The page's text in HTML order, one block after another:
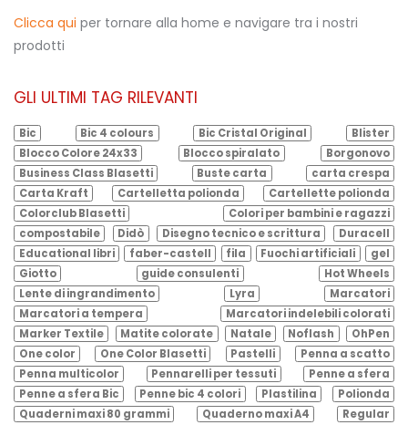
Clicca qui per tornare alla home e navigare tra i nostri
prodotti
GLI ULTIMI TAG RILEVANTI
Bic Bic 4 colours Bic Cristal Original
Blister
Blocco Colore 24x33
Blocco spiralato
Borgonovo
Business Class Blasetti
Buste carta
carta crespa
Carta Kraft
Cartelletta polionda
Cartellette polionda
Colorclub Blasetti
Colori per bambini e ragazzi
compostabile
Didò Disegno tecnico e scrittura
Duracell
Educational libri
faber-castell fila Fuochi artificiali
gel
Giotto
guide consulenti
Hot Wheels
Lente di ingrandimento
Lyra
Marcatori
Marcatori a tempera
Marcatori indelebili colorati
Marker Textile
Matite colorate Natale Noflash
OhPen
One color
One Color Blasetti Pastelli
Penna a scatto
Penna multicolor
Pennarelli per tessuti
Penne a sfera
Penne a sfera Bic
Penne bic 4 colori Plastilina
Polionda
Quaderni maxi 80 grammi
Quaderno maxi A4
Regular